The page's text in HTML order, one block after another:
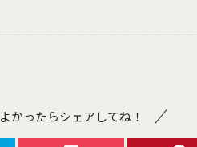
よかったらシェアしてね！